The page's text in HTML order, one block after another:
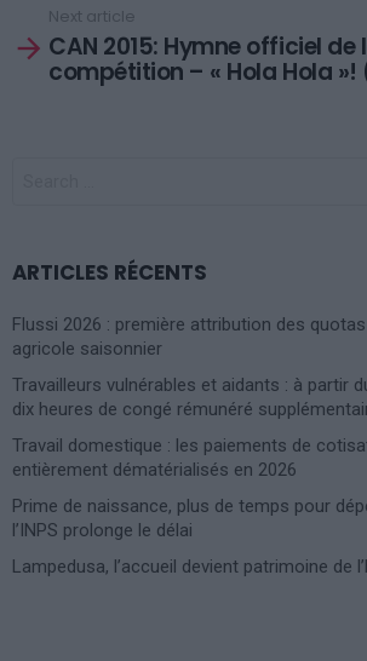
Next article
CAN 2015: Hymne officiel de
compétition – « Hola Hola »!
ARTICLES RÉCENTS
Flussi 2026 : première attribution des
agricole saisonnier
Travailleurs vulnérables et aidants : à partir
dix heures de congé rémunéré
Travail domestique : les paiements de
entièrement dématérialisés en 2026
Prime de naissance, plus de temps pour
l’INPS prolonge le délai
Lampedusa, l’accueil devient patrimoine de